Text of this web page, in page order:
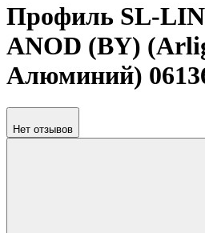
Профиль SL-
ANOD (BY)
Алюминий)
Нет отзывов